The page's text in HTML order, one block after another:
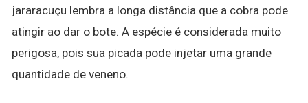
jararacuçu lembra a longa distância que a cobra pode
atingir ao dar o bote. A espécie é considerada muito
perigosa, pois sua picada pode injetar uma grande
quantidade de veneno.